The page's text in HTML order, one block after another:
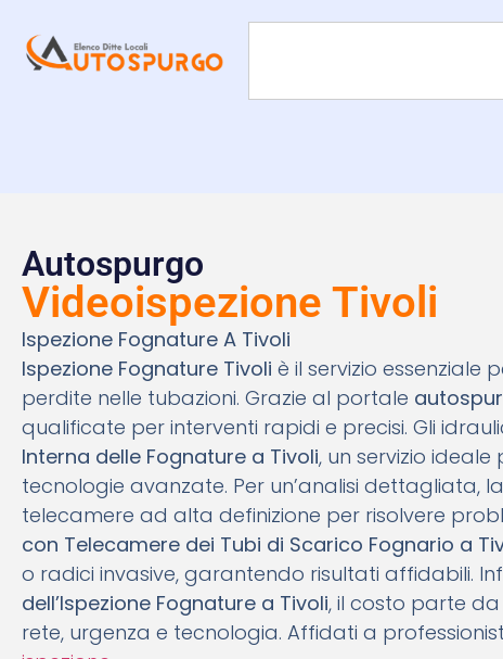
Autospurgo
Videoispezione Tivoli
Ispezione Fognature A Tivoli
Ispezione Fognature Tivoli è il servizio essenziale
perdite nelle tubazioni. Grazie al portale
qualificate per interventi rapidi e precisi. Gli
Interna delle Fognature a Tivoli, un servizio
tecnologie avanzate. Per un’analisi dettagliata, la
telecamere ad alta definizione per risolvere
con Telecamere dei Tubi di Scarico Fognario a
o radici invasive, garantendo risultati affidabili.
dell’Ispezione Fognature a Tivoli, il costo parte
rete, urgenza e tecnologia. Affidati a